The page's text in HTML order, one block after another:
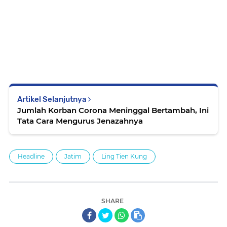
Artikel Selanjutnya
Jumlah Korban Corona Meninggal Bertambah, Ini
Tata Cara Mengurus Jenazahnya
Headline Jatim Ling Tien Kung
SHARE